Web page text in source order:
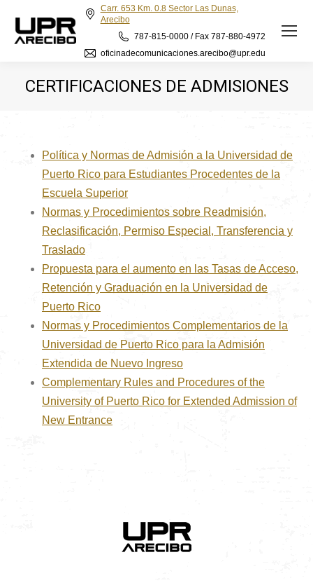
Carr. 653 Km. 0.8 Sector Las Dunas,
Arecibo
787-815-0000 / Fax 787-880-4972
oficinadecomunicaciones.arecibo@upr.edu
CERTIFICACIONES DE ADMISIONES
Política y Normas de Admisión a la Universidad de
Puerto Rico para Estudiantes Procedentes de la
Escuela Superior
Normas y Procedimientos sobre Readmisión,
Reclasificación, Permiso Especial, Transferencia y
Traslado
Propuesta para el aumento en las Tasas de Acceso,
Retención y Graduación en la Universidad de
Puerto Rico
Normas y Procedimientos Complementarios de la
Universidad de Puerto Rico para la Admisión
Extendida de Nuevo Ingreso
Complementary Rules and Procedures of the
University of Puerto Rico for Extended Admission of
New Entrance